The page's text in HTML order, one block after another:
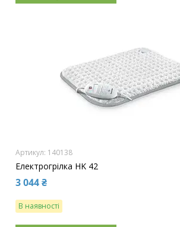
140138
Електрогрілка HK 42
3 044 ₴
В наявності